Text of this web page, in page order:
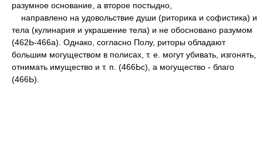
разумное основание, а второе постыдно,
направлено на удовольствие души (риторика и софистика) и
тела (кулинария и украшение тела) и не обосновано разумом
(462Ь-466а). Однако, согласно Полу, риторы обладают
большим могуществом в полисах, т. е. могут убивать, изгонять,
отнимать имущество и т. п. (466Ьс), а могущество - благо
(466Ь).